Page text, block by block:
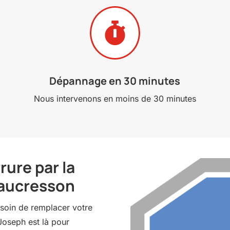

Dépannage en 30 minutes
Nous intervenons en moins de 30 minutes
par la
de remplacer votre
est là pour